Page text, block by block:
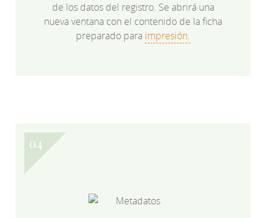
de los datos del registro. Se abrirá una
nueva ventana con el contenido de la ficha
preparado para impresión.